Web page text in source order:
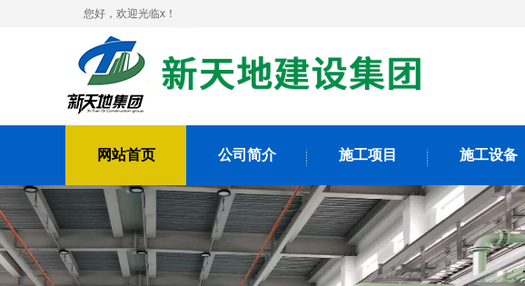
您好，欢迎光临x！
网站首页 公司简介 施工项目 施工设备